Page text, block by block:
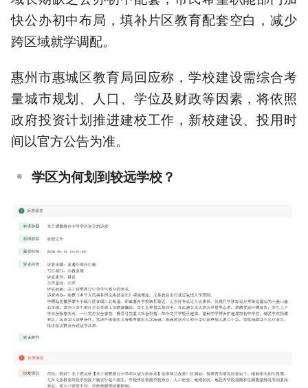
快公办初中布局，填补片区教育配套空白，减少
跨区域就学调配。
惠州市惠城区教育局回应称，学校建设需综合考
量城市规划、人口、学位及财政等因素，将依照
政府投资计划推进建校工作，新校建设、投用时
间以官方公告为准。
学区为何划到较远学校？